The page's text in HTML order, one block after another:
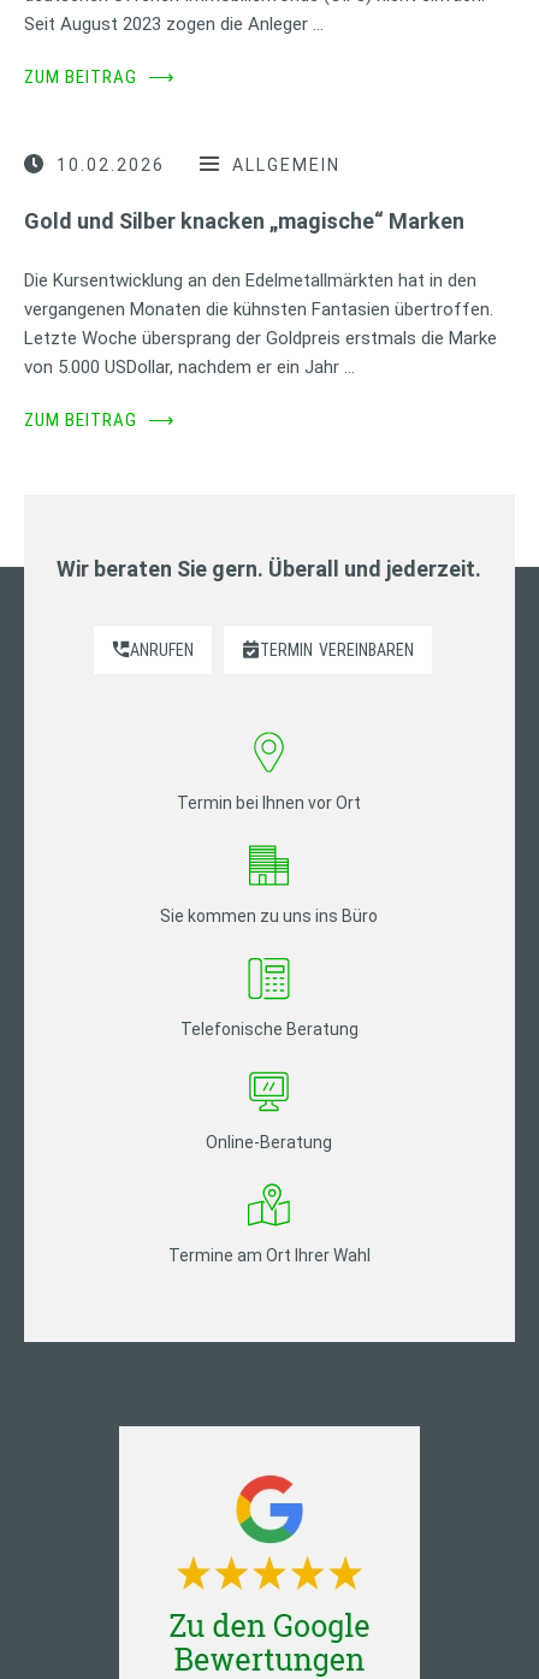
Seit August 2023 zogen die Anleger …
ZUM BEITRAG ⟶
10.02.2026 ALLGEMEIN
Gold und Silber knacken „magische“ Marken
Die Kursentwicklung an den Edelmetallmärkten hat in den
vergangenen Monaten die kühnsten Fantasien übertroffen.
Letzte Woche übersprang der Goldpreis erstmals die Marke
von 5.000 USDollar, nachdem er ein Jahr …
ZUM BEITRAG ⟶
Wir beraten Sie gern. Überall und jederzeit.
ANRUFEN TERMIN VEREINBAREN
Termin bei Ihnen vor Ort
Sie kommen zu uns ins Büro
Telefonische Beratung
Online-Beratung
Termine am Ort Ihrer Wahl